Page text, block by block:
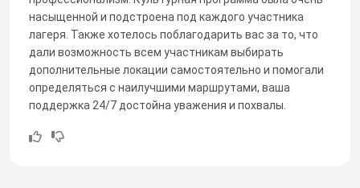
насыщенной и подстроена под каждого участника
лагеря. Также хотелось поблагодарить вас за то, что
дали возможность всем участникам выбирать
дополнительные локации самостоятельно и помогали
определяться с наилучшими маршрутами, ваша
поддержка 24/7 достойна уважения и похвалы.